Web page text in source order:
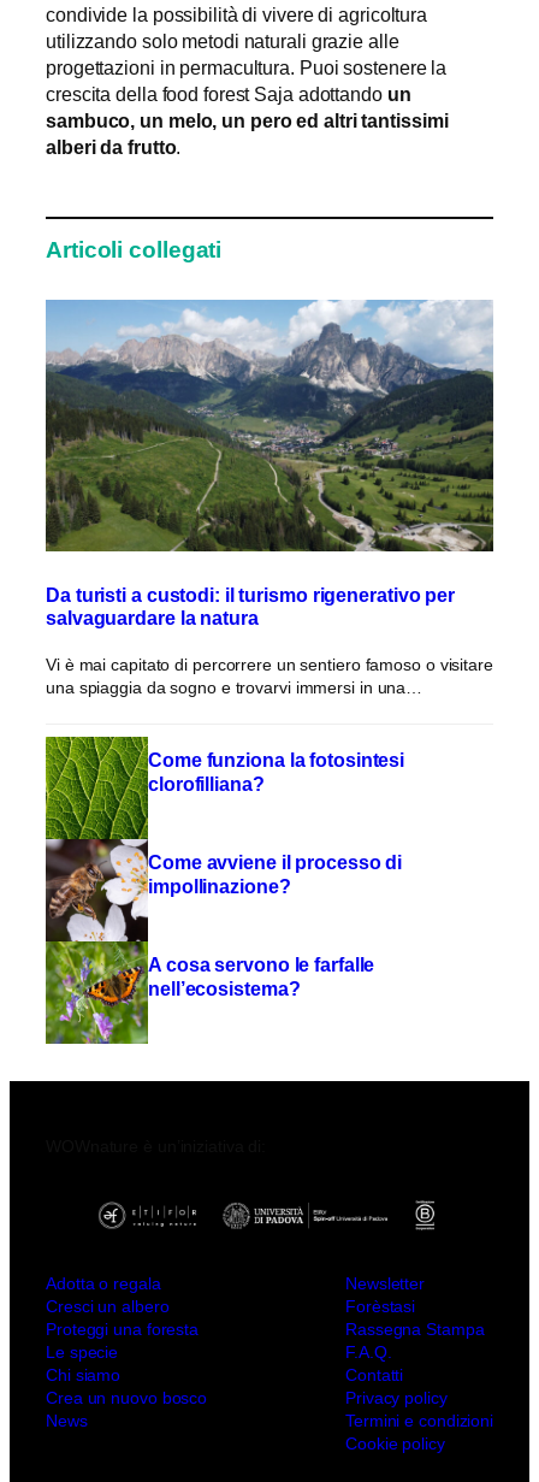
condivide la possibilità di vivere di agricoltura
utilizzando solo metodi naturali grazie alle
progettazioni in permacultura. Puoi sostenere la
crescita della food forest Saja adottando un
sambuco, un melo, un pero ed altri tantissimi
alberi da frutto.
Articoli collegati
Da turisti a custodi: il turismo rigenerativo per
salvaguardare la natura
Vi è mai capitato di percorrere un sentiero famoso o visitare
una spiaggia da sogno e trovarvi immersi in una…
Come funziona la fotosintesi
clorofilliana?
Come avviene il processo di
impollinazione?
A cosa servono le farfalle
nell’ecosistema?
Adotta o regala
Cresci un albero
Proteggi una foresta
Le specie
Chi siamo
Crea un nuovo bosco
News
Newsletter
Forèstasi
Rassegna Stampa
F.A.Q.
Contatti
Privacy policy
Termini e condizioni
Cookie policy